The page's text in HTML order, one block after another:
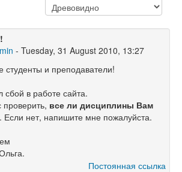
- Tuesday, 31 August 2010, 13:27
и преподаватели!
сбой в работе сайта.
все ли дисциплины Вам
. Если нет, напишите мне пожалуйста.
Постоянная ссылка